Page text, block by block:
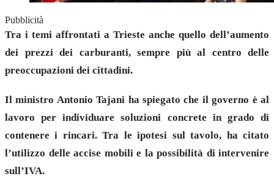
Pubblicità
Tra i temi affrontati a Trieste anche quello dell’aumento
dei prezzi dei carburanti, sempre più al centro delle
preoccupazioni dei cittadini.
Il ministro Antonio Tajani ha spiegato che il governo è al
lavoro per individuare soluzioni concrete in grado di
contenere i rincari. Tra le ipotesi sul tavolo, ha citato
l’utilizzo delle accise mobili e la possibilità di intervenire
sull’IVA.